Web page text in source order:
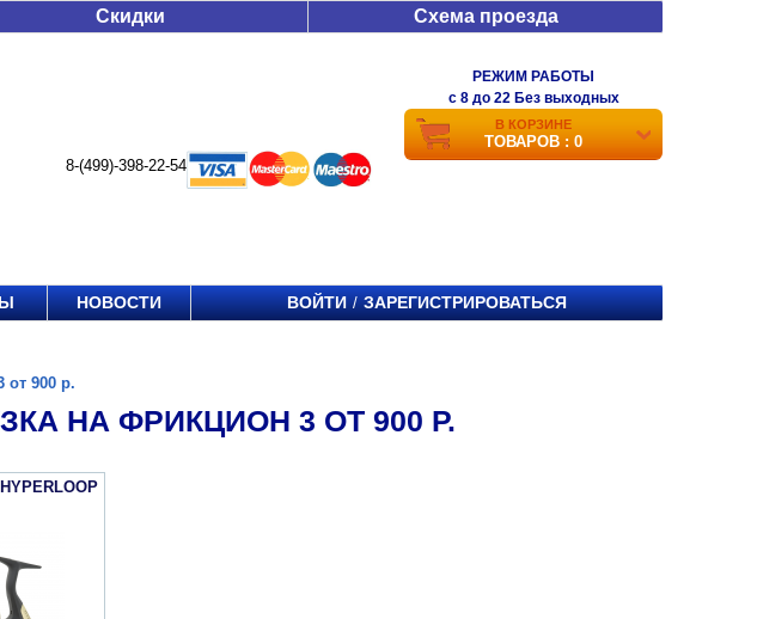
Скидки Схема проезда
8-(499)-398-22-54
РЕЖИМ РАБОТЫ
c 8 до 22 Без выходных
В КОРЗИНЕ
ТОВАРОВ : 0
НОВОСТИ ВОЙТИ / ЗАРЕГИСТРИРОВАТЬСЯ
от 900 р.
НА ФРИКЦИОН 3 ОТ 900 Р.